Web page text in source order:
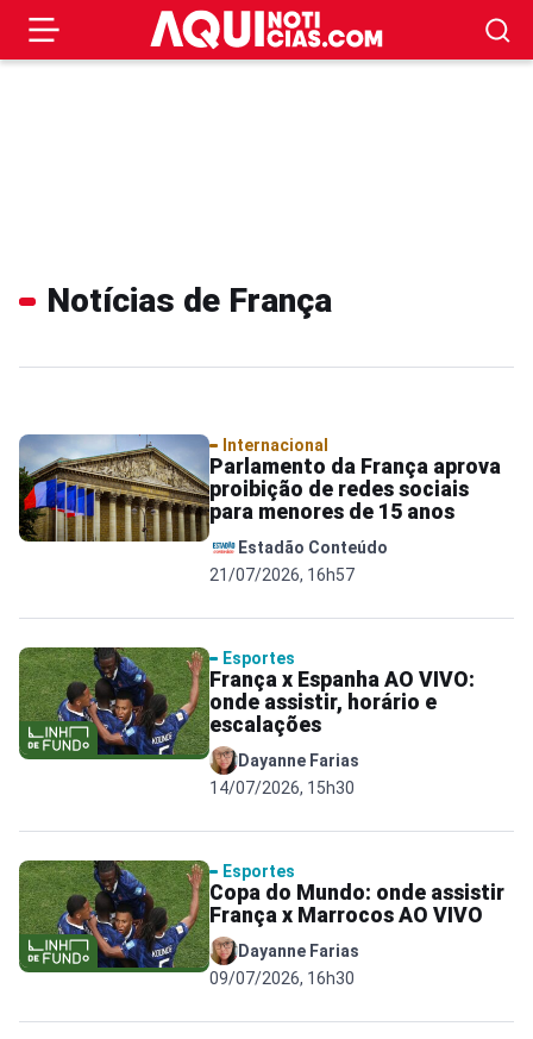
Notícias de França
Internacional
Parlamento da França aprova
proibição de redes sociais
para menores de 15 anos
Estadão Conteúdo
21/07/2026, 16h57
Esportes
França x Espanha AO VIVO:
onde assistir, horário e
escalações
Dayanne Farias
14/07/2026, 15h30
Esportes
Copa do Mundo: onde assistir
França x Marrocos AO VIVO
Dayanne Farias
09/07/2026, 16h30